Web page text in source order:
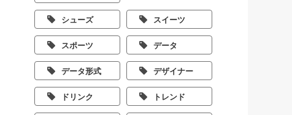
シューズ スイーツ
スポーツ データ
データ形式 デザイナー
ドリンク トレンド